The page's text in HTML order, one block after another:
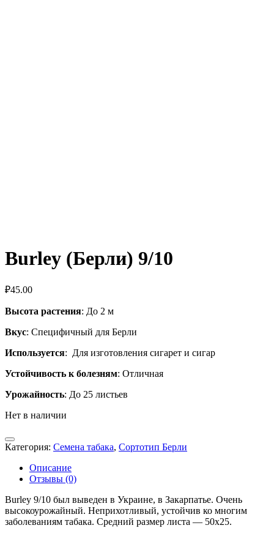
Burley (Берли) 9/10
₽45.00
Высота растения: До 2 м
Вкус: Специфичный для Берли
Используется: Для изготовления сигарет и сигар
Устойчивость к болезням: Отличная
Урожайность: До 25 листьев
Нет в наличии
Категория: Семена табака, Сортотип Берли
Описание
Отзывы (0)
Burley 9/10 был выведен в Украине, в Закарпатье. Очень
высокоурожайный. Неприхотливый, устойчив ко многим
заболеваниям табака. Средний размер листа — 50х25.